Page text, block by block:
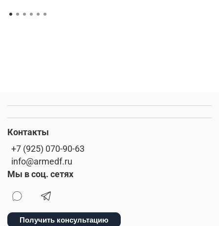
Контакты
+7 (925) 070-90-63
info@armedf.ru
Мы в соц. сетях
Получить консультацию